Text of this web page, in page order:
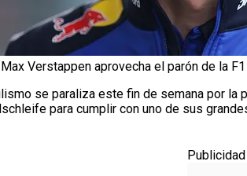
Max Verstappen aprovecha el parón de la
se paraliza este fin de semana por la
para cumplir con uno de sus
Publicidad